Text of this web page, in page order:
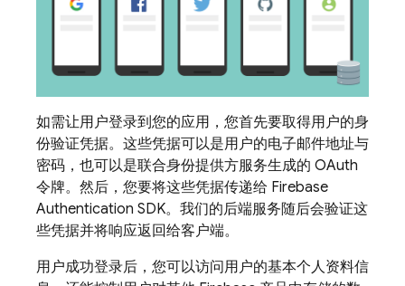
如需让用户登录到您的应用，您首先要取得用户的身
份验证凭据。这些凭据可以是用户的电子邮件地址与
密码，也可以是联合身份提供方服务生成的 OAuth
令牌。然后，您要将这些凭据传递给 Firebase
Authentication SDK。我们的后端服务随后会验证这
些凭据并将响应返回给客户端。
用户成功登录后，您可以访问用户的基本个人资料信